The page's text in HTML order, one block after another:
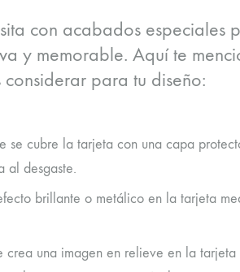
con acabados especiales
y memorable. Aquí te
para tu diseño:
se cubre la tarjeta con una capa
al desgaste.
brillante o metálico en la tarjeta
crea una imagen en relieve en la